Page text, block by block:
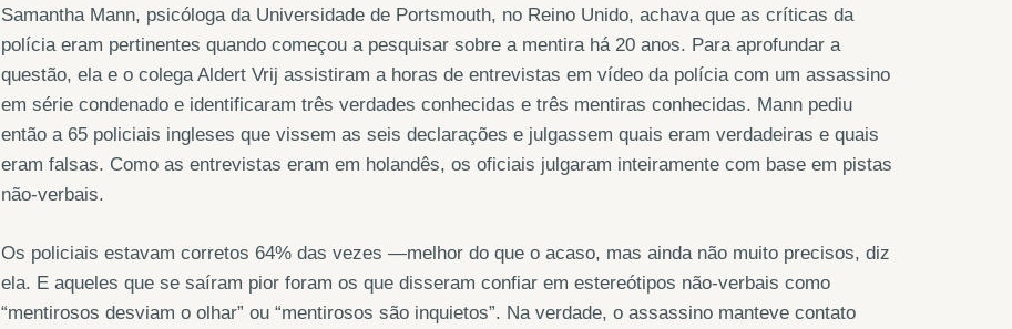
Samantha Mann, psicóloga da Universidade de Portsmouth, no Reino Unido, achava que as críticas da
polícia eram pertinentes quando começou a pesquisar sobre a mentira há 20 anos. Para aprofundar a
questão, ela e o colega Aldert Vrij assistiram a horas de entrevistas em vídeo da polícia com um assassino
em série condenado e identificaram três verdades conhecidas e três mentiras conhecidas. Mann pediu
então a 65 policiais ingleses que vissem as seis declarações e julgassem quais eram verdadeiras e quais
eram falsas. Como as entrevistas eram em holandês, os oficiais julgaram inteiramente com base em pistas
não-verbais.
Os policiais estavam corretos 64% das vezes —melhor do que o acaso, mas ainda não muito precisos, diz
ela. E aqueles que se saíram pior foram os que disseram confiar em estereótipos não-verbais como
“mentirosos desviam o olhar” ou “mentirosos são inquietos”. Na verdade, o assassino manteve contato